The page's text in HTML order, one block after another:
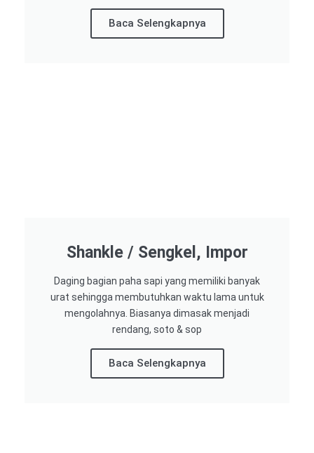
Baca Selengkapnya
Shankle / Sengkel, Impor
Daging bagian paha sapi yang memiliki banyak
urat sehingga membutuhkan waktu lama untuk
mengolahnya. Biasanya dimasak menjadi
rendang, soto & sop
Baca Selengkapnya